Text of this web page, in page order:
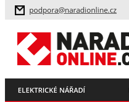
podpora@naradionline.cz
ELEKTRICKÉ NÁŘADÍ